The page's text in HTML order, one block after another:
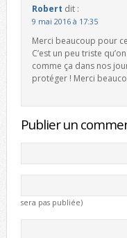
Robert dit :
9 mai 2016 à 17:35
Merci beaucoup pour
C’est un peu triste
comme ça dans nos
protéger ! Merci
Publier un
sera pas publiée)